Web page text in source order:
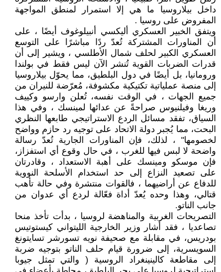
داخل بيلاروسيا ما هي إلا استمرار لمنطق المواجهة
المفروض على روسيا .
ويتفق الخبير العسكري أليكسي أنبيلوغوف أيضًا ، على
أن المناورات المشتركة تُعدّ ردًا مباشرًا على التوسع
العسكري الكبير لحلف شمال الأطلسي ، ويشير إلى أن
قدرات الضربات القوية تُنشر الآن ليس فقط في بولندا
ورومانيا، بل أيضًا في دول البلطيق، مما يحوّل بيلاروسيا
إلى منصة عملياتية تكتيكية مكشوفة، مُعرّضة للنيران من
جميع الجهات ، في الوقت نفسه، تُعلن وارسو وكييف
وريغا وفيلنيوس صراحةً عن عدائها لمينسك ، وفي هذا
السياق، تفقد مسائل الردع الاستراتيجي طابعها النظري
البحت، مما يُجبر دولة الاتحاد على توجيه رد حازم وواضح
لخصومها" ، لذلك، فإن المناورات الجارية تُعدّ رسالة
واضحة لا لبس فيها للغرب ، في حال وقوع أي استفزاز،
فإن موسكو ومينسك على أهبة الاستعداد ، وقادرتان
على تصعيد النزاع إلى حد استخدام الأسلحة النووية
للدفاع عن أراضيهما ، فالقوات منتشرة وفي حالة تأهب
قتالي، وهذا وحده يُعدّ أداة فعّالة لردع أي عدوان من
جانب الناتو.
التصريحات الغربية والمناهضة لروسيا ، بدأت تأخذ منحا
تصاعديا ، فقد أشار وزير الخارجية الليتواني كيستوتيس
بودريس، في مقابلة مع صحيفة نويه تسورشر تسايتونغ
السويسرية، إلى ضرورة قيام حلف الناتو بتوجيه ضربة
إلى مقاطعة كالينينغراد الروسية ( والتي تمثل جيوبا